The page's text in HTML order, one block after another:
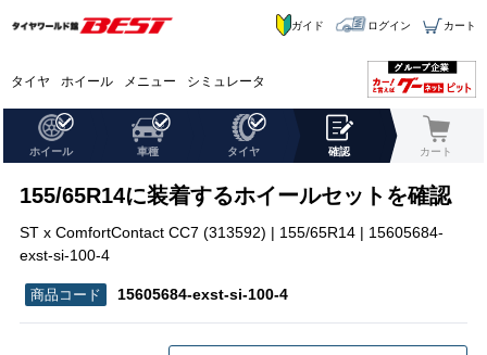
タイヤ ホイール メニュー シミュレータ
ガイド ログイン カート
ホイール 車種 タイヤ 確認 カート
155/65R14に装着するホイールセットを確認
ST x ComfortContact CC7 (313592) | 155/65R14 | 15605684-
exst-si-100-4
15605684-exst-si-100-4